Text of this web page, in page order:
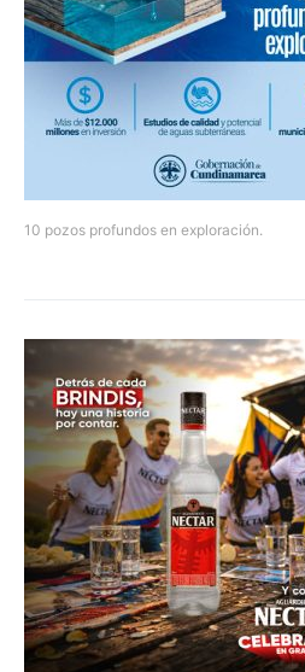
10 pozos profundos en exploración.